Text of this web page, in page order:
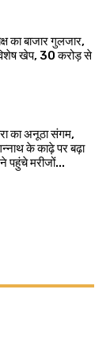
का बाजार गुलजार,
खेप, 30 करोड़ से
का अनूठा संगम,
के काढ़े पर बढ़ा
पहुंचे मरीजों...